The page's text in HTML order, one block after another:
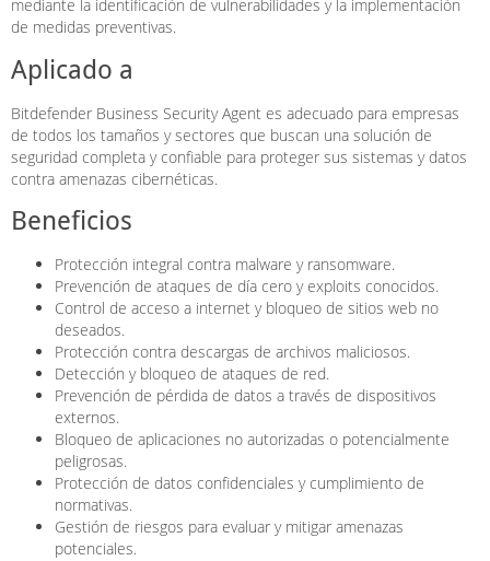
mediante la identificación de vulnerabilidades y la implementación
de medidas preventivas.
Aplicado a
Bitdefender Business Security Agent es adecuado para empresas
de todos los tamaños y sectores que buscan una solución de
seguridad completa y confiable para proteger sus sistemas y datos
contra amenazas cibernéticas.
Beneficios
Protección integral contra malware y ransomware.
Prevención de ataques de día cero y exploits conocidos.
Control de acceso a internet y bloqueo de sitios web no
deseados.
Protección contra descargas de archivos maliciosos.
Detección y bloqueo de ataques de red.
Prevención de pérdida de datos a través de dispositivos
externos.
Bloqueo de aplicaciones no autorizadas o potencialmente
peligrosas.
Protección de datos confidenciales y cumplimiento de
normativas.
Gestión de riesgos para evaluar y mitigar amenazas
potenciales.